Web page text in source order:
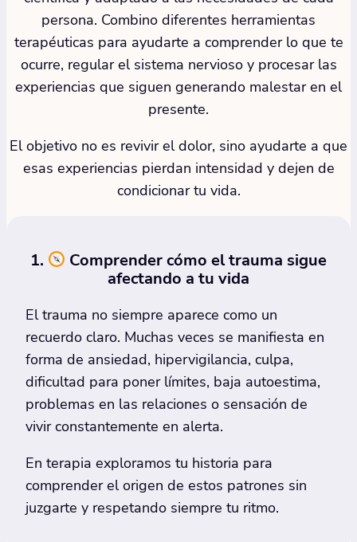
persona. Combino diferentes herramientas
terapéuticas para ayudarte a comprender lo que te
ocurre, regular el sistema nervioso y procesar las
experiencias que siguen generando malestar en el
presente.
El objetivo no es revivir el dolor, sino ayudarte a que
esas experiencias pierdan intensidad y dejen de
condicionar tu vida.
1.
Comprender cómo el trauma sigue
afectando a tu vida
El trauma no siempre aparece como un
recuerdo claro. Muchas veces se manifiesta en
forma de ansiedad, hipervigilancia, culpa,
dificultad para poner límites, baja autoestima,
problemas en las relaciones o sensación de
vivir constantemente en alerta.
En terapia exploramos tu historia para
comprender el origen de estos patrones sin
juzgarte y respetando siempre tu ritmo.